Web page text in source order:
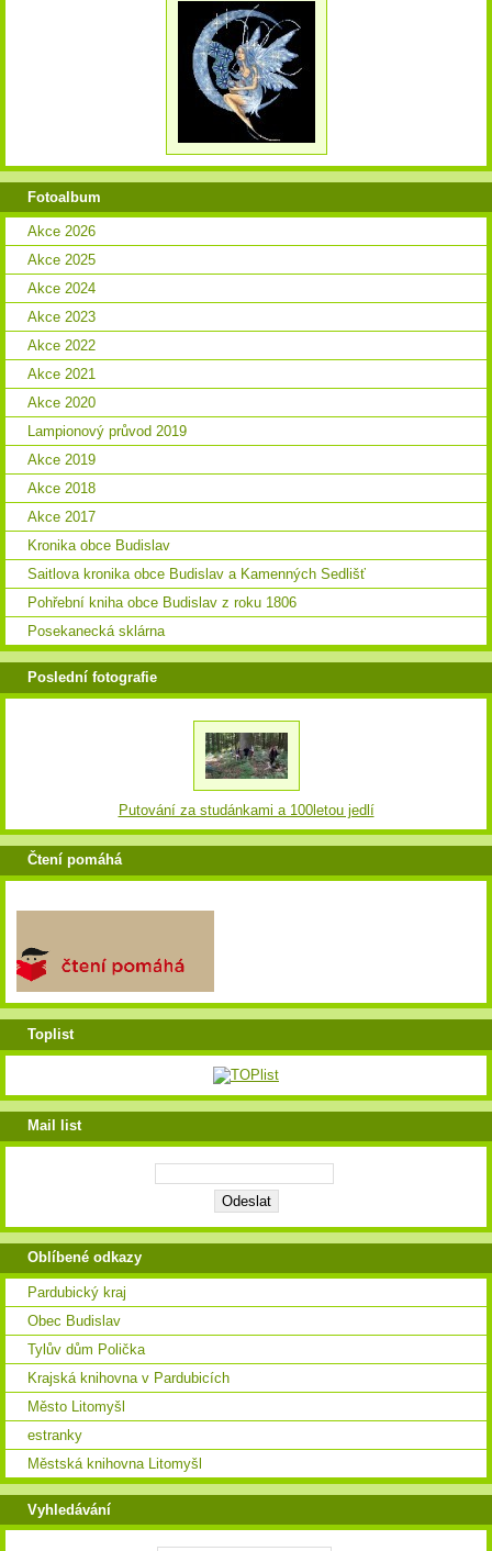
Fotoalbum
Akce 2026
Akce 2025
Akce 2024
Akce 2023
Akce 2022
Akce 2021
Akce 2020
Lampionový průvod 2019
Akce 2019
Akce 2018
Akce 2017
Kronika obce Budislav
Saitlova kronika obce Budislav a Kamenných Sedlišť
Pohřební kniha obce Budislav z roku 1806
Posekanecká sklárna
Poslední fotografie
Putování za studánkami a 100letou jedlí
Čtení pomáhá
Toplist
Mail list
Oblíbené odkazy
Pardubický kraj
Obec Budislav
Tylův dům Polička
Krajská knihovna v Pardubicích
Město Litomyšl
estranky
Městská knihovna Litomyšl
Vyhledávání